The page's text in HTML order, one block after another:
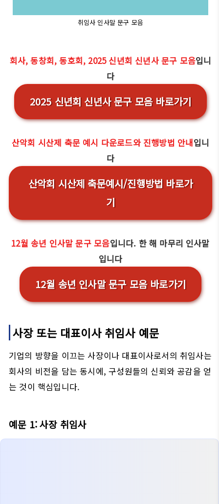
취임사 인사말 문구 모음
회사, 동창회, 동호회, 2025 신년회 신년사 문구 모음입니
다
2025 신년회 신년사 문구 모음 바로가기
산악회 시산제 축문 예시 다운로드와 진행방법 안내입니
다
산악회 시산제 축문예시/진행방법 바로가
기
12월 송년 인사말 문구 모음입니다. 한 해 마무리 인사말
입니다
12월 송년 인사말 문구 모음 바로가기
사장 또는 대표이사 취임사 예문
기업의 방향을 이끄는 사장이나 대표이사로서의 취임사는
회사의 비전을 담는 동시에, 구성원들의 신뢰와 공감을 얻
는 것이 핵심입니다.
예문 1: 사장 취임사